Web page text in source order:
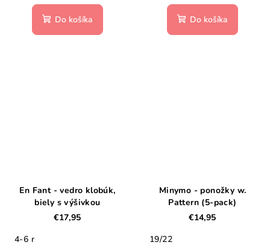
Do košíka Do košíka
En Fant - vedro klobúk,
biely s výšivkou
€17,95
4-6 r
Minymo - ponožky w.
Pattern (5-pack)
€14,95
19/22